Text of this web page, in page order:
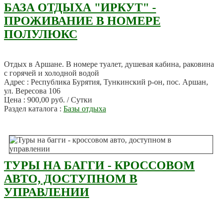
БАЗА ОТДЫХА "ИРКУТ" -
ПРОЖИВАНИЕ В НОМЕРЕ
ПОЛУЛЮКС
Отдых в Аршане. В номере туалет, душевая кабина, раковина
с горячей и холодной водой
Адрес : Республика Бурятия, Тункинский р-он, пос. Аршан,
ул. Вересова 106
Цена : 900,00 руб. / Сутки
Раздел каталога : Базы отдыха
ТУРЫ НА БАГГИ - КРОССОВОМ
АВТО, ДОСТУПНОМ В
УПРАВЛЕНИИ